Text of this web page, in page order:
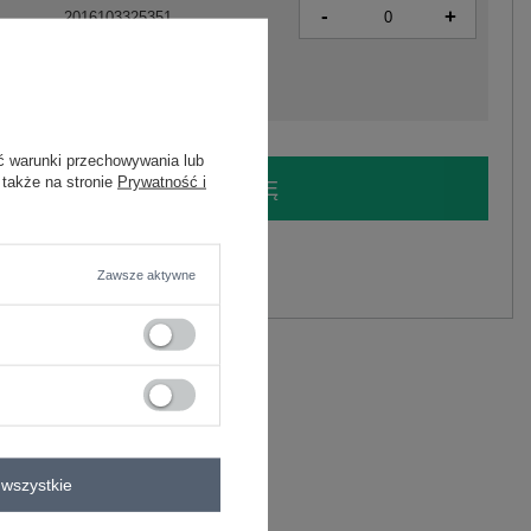
2016103325351 - +
SIĘ I ZOBACZ CENĘ
Zadaj pytanie
warunki przechowywania lub
na stronie Prywatność i
Zawsze aktywne